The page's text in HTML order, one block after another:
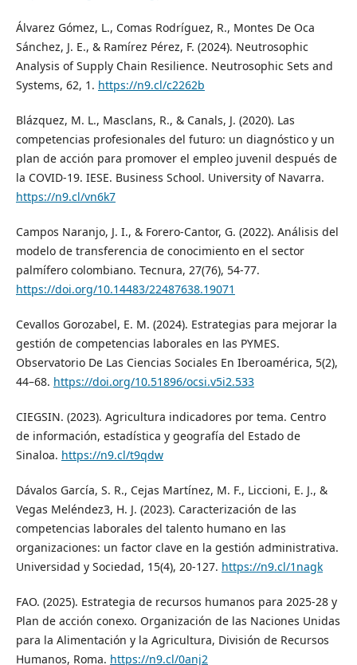
Álvarez Gómez, L., Comas Rodríguez, R., Montes De Oca
Sánchez, J. E., & Ramírez Pérez, F. (2024). Neutrosophic
Analysis of Supply Chain Resilience. Neutrosophic Sets and
Systems, 62, 1. https://n9.cl/c2262b
Blázquez, M. L., Masclans, R., & Canals, J. (2020). Las
competencias profesionales del futuro: un diagnóstico y un
plan de acción para promover el empleo juvenil después de
la COVID-19. IESE. Business School. University of Navarra.
https://n9.cl/vn6k7
Campos Naranjo, J. I., & Forero-Cantor, G. (2022). Análisis del
modelo de transferencia de conocimiento en el sector
palmífero colombiano. Tecnura, 27(76), 54-77.
https://doi.org/10.14483/22487638.19071
Cevallos Gorozabel, E. M. (2024). Estrategias para mejorar la
gestión de competencias laborales en las PYMES.
Observatorio De Las Ciencias Sociales En Iberoamérica, 5(2),
44–68. https://doi.org/10.51896/ocsi.v5i2.533
CIEGSIN. (2023). Agricultura indicadores por tema. Centro
de información, estadística y geografía del Estado de
Sinaloa. https://n9.cl/t9qdw
Dávalos García, S. R., Cejas Martínez, M. F., Liccioni, E. J., &
Vegas Meléndez3, H. J. (2023). Caracterización de las
competencias laborales del talento humano en las
organizaciones: un factor clave en la gestión administrativa.
Universidad y Sociedad, 15(4), 20-127. https://n9.cl/1nagk
FAO. (2025). Estrategia de recursos humanos para 2025-28 y
Plan de acción conexo. Organización de las Naciones Unidas
para la Alimentación y la Agricultura, División de Recursos
Humanos, Roma. https://n9.cl/0anj2